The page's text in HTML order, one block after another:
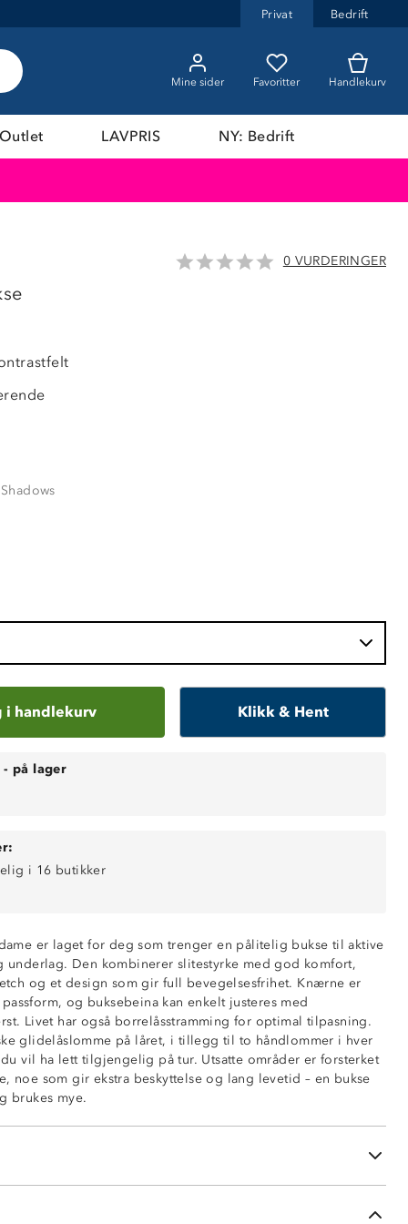
Privat Bedrift
Mine sider Favoritter Handlekurv
LAVPRIS NY: Bedrift
0 VURDERINGER
i handlekurv Klikk & Hent
- på lager
i 16 butikker
er laget for deg som trenger en pålitelig bukse til aktive
underlag. Den kombinerer slitestyrke med god komfort,
og et design som gir full bevegelsesfrihet. Knærne er
og buksebeina kan enkelt justeres med
Livet har også borrelåsstramming for optimal tilpasning.
glidelåslomme på låret, i tillegg til to håndlommer i hver
vil ha lett tilgjengelig på tur. Utsatte områder er forsterket
noe som gir ekstra beskyttelse og lang levetid – en bukse
brukes mye.
på låret
i linningen